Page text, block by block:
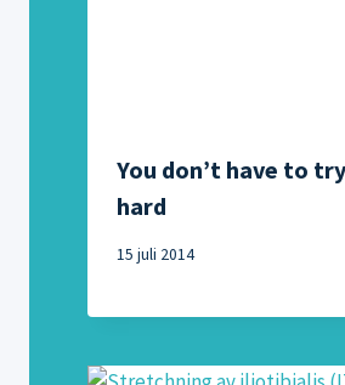
You don’t have to
hard
15 juli 2014